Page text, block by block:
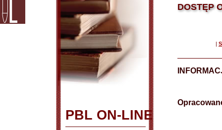
PBL ON-LINE
DOSTĘP
|